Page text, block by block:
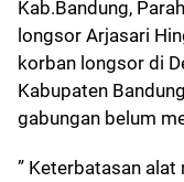
Kab.Bandung,
longsor Arjasari
korban longsor di
Kabupaten
gabungan belum
” Keterbatasan